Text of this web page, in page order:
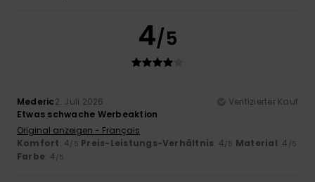
4/5
Mederic2. Juli 2026
Verifizierter Kauf
Etwas schwache Werbeaktion
Original anzeigen - Français
Komfort: 4/5 Preis-Leistungs-Verhältnis: 4/5 Material: 4 /5
Farbe: 4/5